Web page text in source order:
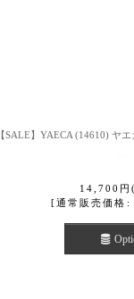
【SALE】YAECA (14610) ヤ
14,700 円
[通常販売価格 :